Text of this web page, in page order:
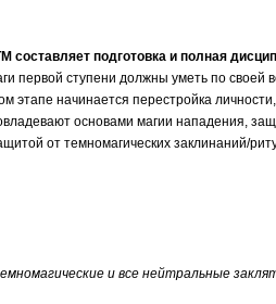
составляет подготовка и полная
первой ступени должны уметь по своей
этапе начинается перестройка
основами магии нападения,
от темномагических заклинаний/
и все нейтральные